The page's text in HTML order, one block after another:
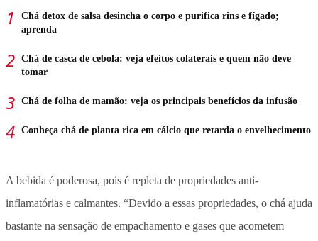
Chá detox de salsa desincha o corpo e purifica rins e fígado;
aprenda
Chá de casca de cebola: veja efeitos colaterais e quem não deve
tomar
Chá de folha de mamão: veja os principais benefícios da infusão
Conheça chá de planta rica em cálcio que retarda o envelhecimento
A bebida é poderosa, pois é repleta de propriedades anti-
inflamatórias e calmantes. “Devido a essas propriedades, o chá ajuda
bastante na sensação de empachamento e gases que acometem